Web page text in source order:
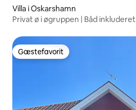
Villa i Oskarshamn
Privat ø i øgruppen | Båd inkluderet
Gæstefavorit
Gæstefavorit